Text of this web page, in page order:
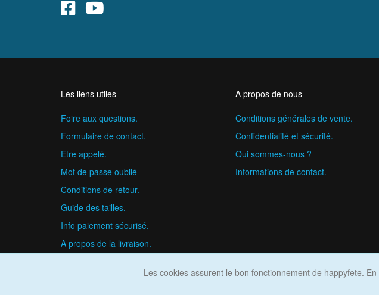
Les liens utiles
Foire aux questions.
Formulaire de contact.
Etre appelé.
Mot de passe oublié
Conditions de retour.
Guide des tailles.
Info paiement sécurisé.
A propos de la livraison.
A propos de nous
Conditions générales de vente.
Confidentialité et sécurité.
Qui sommes-nous ?
Informations de contact.
Les cookies assurent le bon fonctionnement de happyfete.